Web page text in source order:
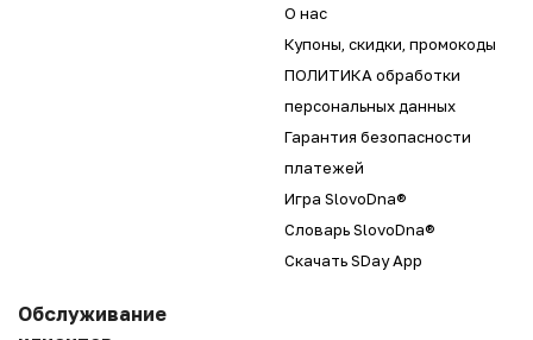
О нас
Купоны, скидки, промокоды
ПОЛИТИКА обработки
персональных данных
Гарантия безопасности
платежей
Игра SlovoDna®
Словарь SlovoDna®
Скачать SDay App
Обслуживание